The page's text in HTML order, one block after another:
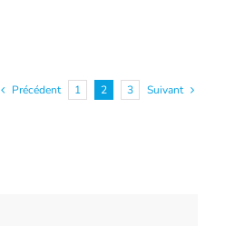
Précédent 1 2 3 Suivant